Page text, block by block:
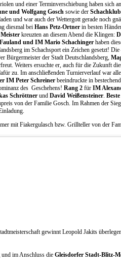
und einer Terminverschiebung haben
und Wolfgang Gosch sowie der
und war auch der Wettergott gerade noch
diesmal bei Hans Petz-Ortner in besten
kreuzten an diesem Abend die Klingen:
und IM Mario Schachinger haben
im Schachsport ein Zeichen gesetzt!
Bürgermeister der Stadt Deutschlandsberg,
Weiters ersuchte er, auch für die Zukunft
zu. Im anschließenden Turnierverlauf war
IM Peter Schreiner beeindruckte in
des Geschehens! Rang 2 für IM
Schröttner und David Weißensteiner.
von der Familie Gosch. Im Rahmen der
mit Fiakergulasch bzw. Grillteller von der
gewinnt Leopold Jakits
im Anschluss die Gleisdorfer Stadt-Blitz-